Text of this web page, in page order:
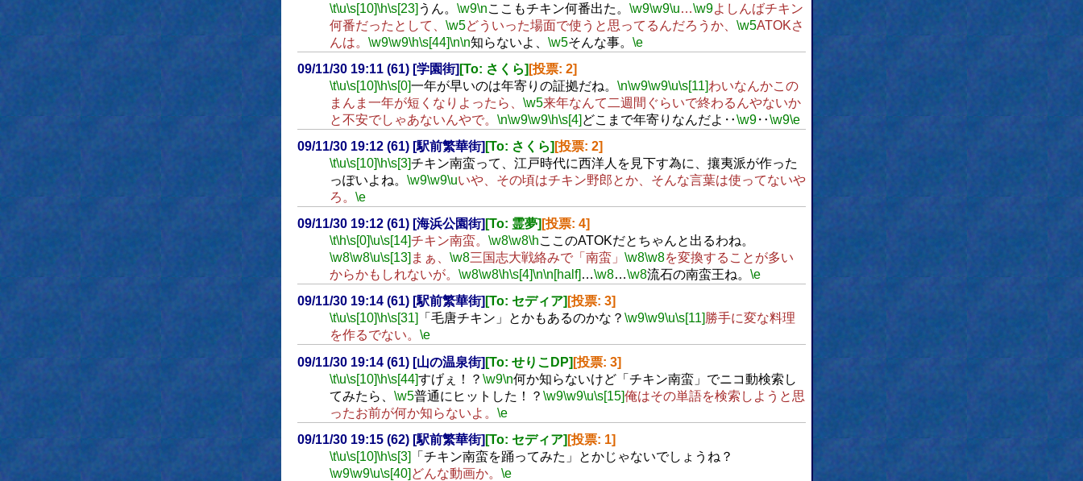
\t\u\s[10]\h\s[23] うん。 \w9\nここもチキン何番出た。 \w9\w9\u…\w9よしんばチキン
何番だったとして、 \w5どういった場面で使うと思ってるんだろうか、 \w5ATOKさ
んは。 \w9\w9\h\s[44]\n\n知らないよ、 \w5そんな事。 \e
09/11/30 19:11 (61) [学園街] [To: さくら] [投票: 2]
\t\u\s[10]\h\s[0]一年が早いのは年寄りの証拠だね。 \n\w9\w9\u\s[11]わいなんかこの
まんま一年が短くなりよったら、 \w5来年なんて二週間ぐらいで終わるんやないか
と不安でしゃあないんやで。 \n\w9\w9\h\s[4] どこまで年寄りなんだよ‥\w9‥\w9\e
09/11/30 19:12 (61) [駅前繁華街] [To: さくら] [投票: 2]
\t\u\s[10]\h\s[3]チキン南蛮って、江戸時代に西洋人を見下す為に、攘夷派が作った
っぽいよね。 \w9\w9\uいや、その頃はチキン野郎とか、そんな言葉は使ってないや
ろ。 \e
09/11/30 19:12 (61) [海浜公園街] [To: 霊夢] [投票: 4]
\t\h\s[0]\u\s[14]チキン南蛮。 \w8\w8\hここのATOKだとちゃんと出るわね。
\w8\w8\u\s[13] まぁ、 \w8三国志大戦絡みで「南蛮」 \w8\w8を変換することが多い
からかもしれないが。 \w8\w8\h\s[4]\n\n[half] …\w8…\w8流石の南蛮王ね。 \e
09/11/30 19:14 (61) [駅前繁華街] [To: セディア] [投票: 3]
\t\u\s[10] \h\s[31] 「毛唐チキン」とかもあるのかな？ \w9\w9\u\s[11] 勝手に変な料理
を作るでない。 \e
09/11/30 19:14 (61) [山の温泉街] [To: せりこDP] [投票: 3]
\t\u\s[10]\h\s[44]すげぇ！？ \w9\n何か知らないけど「チキン南蛮」でニコ動検索し
てみたら、 \w5普通にヒットした！？ \w9\w9\u\s[15]俺はその単語を検索しようと思
ったお前が何か知らないよ。 \e
09/11/30 19:15 (62) [駅前繁華街] [To: セディア] [投票: 1]
\t\u\s[10]\h\s[3] 「チキン南蛮を踊ってみた」とかじゃないでしょうね？
\w9\w9\u\s[40] どんな動画か。 \e